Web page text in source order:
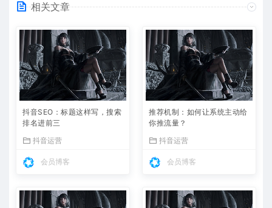
相关文章
抖音SEO：标题这样写，搜索
排名进前三
抖音运营
会员博客
推荐机制：如何让系统主动给
你推流量？
抖音运营
会员博客